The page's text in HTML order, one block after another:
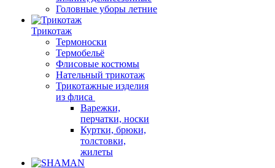
Головные уборы летние
Трикотаж
Термоноски
Термобельё
Флисовые костюмы
Нательный трикотаж
Трикотажные изделия
из флиса
Варежки,
перчатки, носки
Куртки, брюки,
толстовки,
жилеты